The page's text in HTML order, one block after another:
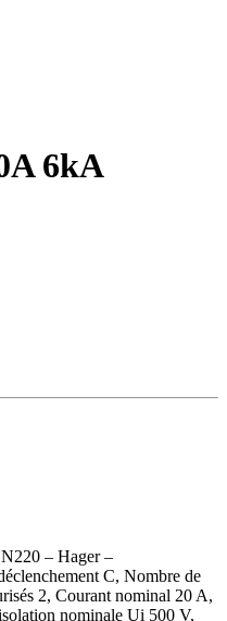
6kA
– Hager –
C, Nombre de
2, Courant nominal 20 A,
nominale Ui 500 V,